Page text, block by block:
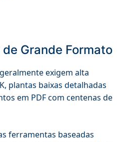
Grande Formato
exigem alta
plantas baixas detalhadas
em PDF com centenas de
ferramentas baseadas